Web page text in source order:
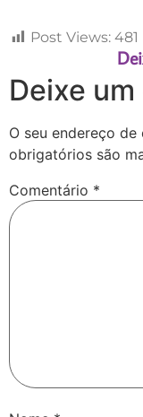
Post Views: 481
Deixe
O seu endereço
obrigatórios são
Comentário *